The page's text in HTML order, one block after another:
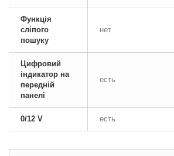
Функція
сліпого
пошуку
нет
Цифровий
індикатор на
передній
панелі
есть
0/12 V есть